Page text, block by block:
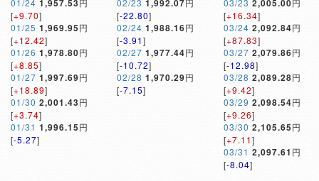
01/24 1,957.53円
[+9.70]
01/25 1,969.95円
[+12.42]
01/26 1,978.80円
[+8.85]
01/27 1,997.69円
[+18.89]
01/30 2,001.43円
[+3.74]
01/31 1,996.15円
[-5.27]
02/23 1,992.07円
[-22.80]
02/24 1,988.16円
[-3.91]
02/27 1,977.44円
[-10.72]
02/28 1,970.29円
[-7.15]
03/23 2,005.00円
[+16.34]
03/24 2,092.84円
[+87.83]
03/27 2,079.86円
[-12.98]
03/28 2,089.28円
[+9.42]
03/29 2,098.54円
[+9.26]
03/30 2,105.65円
[+7.11]
03/31 2,097.61 円
[-8.04]